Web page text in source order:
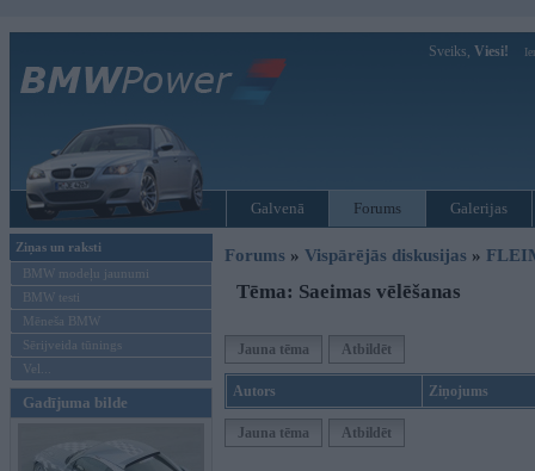
Sveiks, Viesi!
Galvenā Forums Galerijas
Ziņas un raksti
BMW modeļu jaunumi
BMW testi
Mēneša BMW
Sērijveida tūnings
Vel...
Gadījuma bilde
Forums » Vispārējās diskusijas »
Tēma: Saeimas vēlēšanas
Jauna tēma Atbildēt
Autors Ziņojums
Jauna tēma Atbildēt